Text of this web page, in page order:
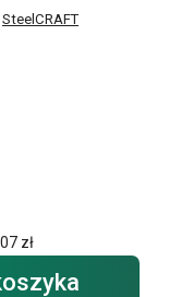
SteelCRAFT
zł